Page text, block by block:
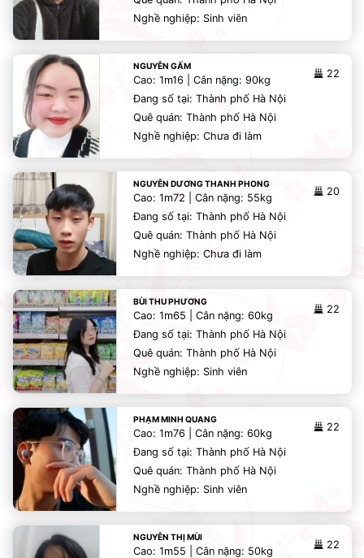
Nghề nghiệp: Sinh viên
NGUYỄN GẤM
22
Cao: 1m16 | Cân nặng: 90kg
Đang số tại: Thành phố Hà Nội
Quê quán: Thành phố Hà Nội
Nghề nghiệp: Chưa đi làm
NGUYỄN DƯƠNG THANH PHONG
20
Cao: 1m72 | Cân nặng: 55kg
Đang số tại: Thành phố Hà Nội
Quê quán: Thành phố Hà Nội
Nghề nghiệp: Chưa đi làm
BÙI THU PHƯƠNG
22
Cao: 1m65 | Cân nặng: 60kg
Đang số tại: Thành phố Hà Nội
Quê quán: Thành phố Hà Nội
Nghề nghiệp: Sinh viên
PHẠM MINH QUANG
22
Cao: 1m76 | Cân nặng: 60kg
Đang số tại: Thành phố Hà Nội
Quê quán: Thành phố Hà Nội
Nghề nghiệp: Sinh viên
NGUYỄN THỊ MÙI
22
Cao: 1m55 | Cân nặng: 50kg